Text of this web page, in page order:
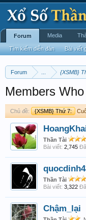
Forum {XSMB}
Members
Chủ đề: {XSMB} Thứ 7:
Thần Tài
Bài viết: 2,745
Thần Tài
Bài viết: 3,322
Chậm_lại
Forum
Tìm kiếm diễn đàn Bài viết
Media